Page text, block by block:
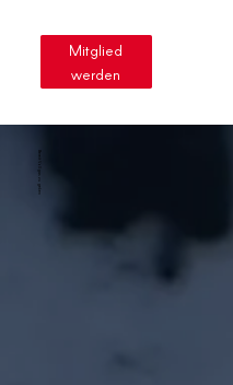
Mitglied
werden
Bereit Vollgas zu geben